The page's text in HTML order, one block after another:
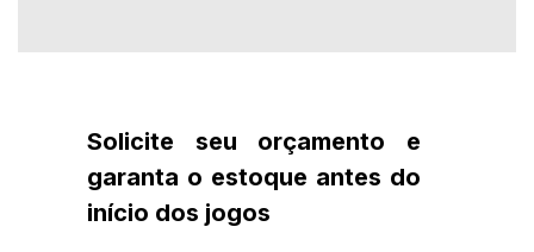
Solicite seu orçamento e
garanta o estoque antes do
início dos jogos